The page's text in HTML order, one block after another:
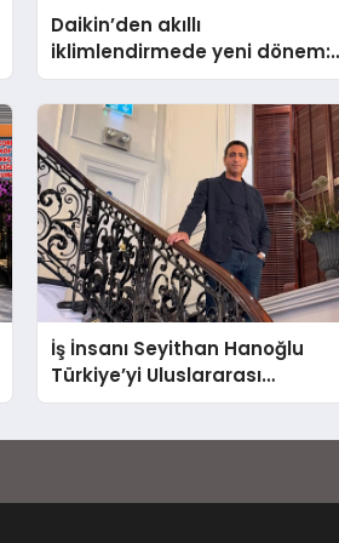
Daikin’den akıllı
iklimlendirmede yeni dönem:
Madoka Plus Türkiye’de
İş İnsanı Seyithan Hanoğlu
Türkiye’yi Uluslararası
Arenada Tanıtmayı